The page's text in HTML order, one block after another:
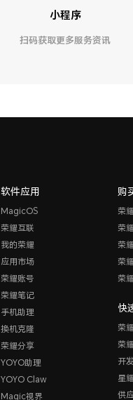
小程序
扫码获取更多服务资讯
软件应用
MagicOS
荣耀互联
我的荣耀
应用市场
荣耀账号
荣耀笔记
手机助理
换机克隆
荣耀分享
YOYO助理
YOYO Claw
Magic视界
购
荣
荣
荣
荣
荣
快
荣
荣
开
星
供